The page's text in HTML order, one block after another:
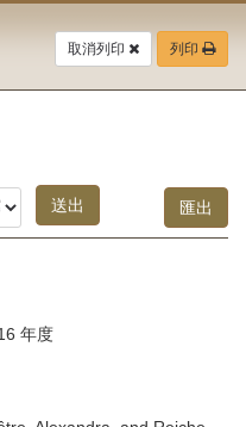
取消列印 列印
年度